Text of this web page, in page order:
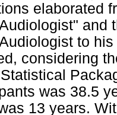
elaborated
and
to
considering
was 38.5
13 years.